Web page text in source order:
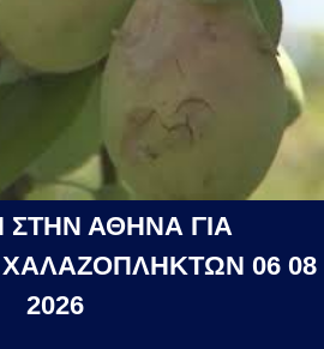
ΑΘΗΝΑ ΓΙΑ
06 08
2026